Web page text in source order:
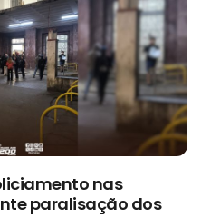
nas
paralisação dos